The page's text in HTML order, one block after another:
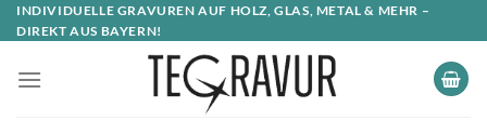
INDIVIDUELLE GRAVUREN AUF HOLZ, GLAS, METAL & MEHR –
DIREKT AUS BAYERN!